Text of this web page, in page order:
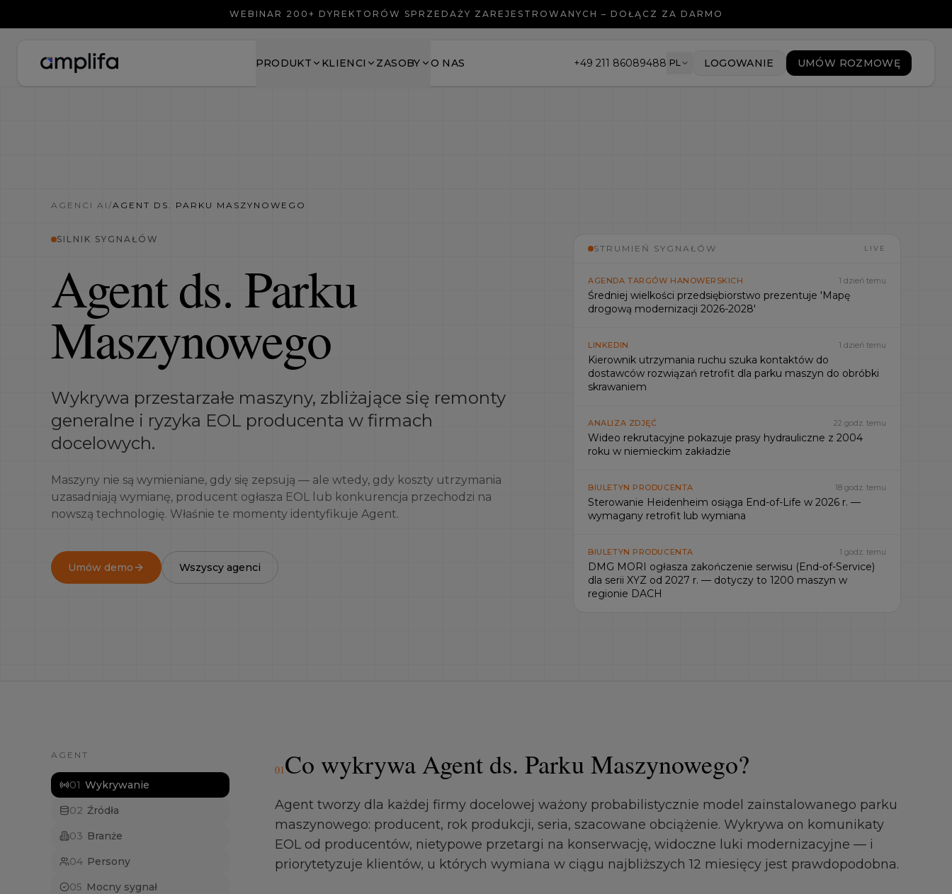
WEBINAR 200+ DYREKTORÓW SPRZEDAŻY ZAREJESTROWANYCH – DOŁĄCZ ZA DARMO
PRODUKT KLIENCI ZASOBY O NAS +49 211 86089488 PL LOGOWANIE UMÓW ROZMOWĘ
AGENCI AI /AGENT DS. PARKU MASZYNOWEGO
SILNIK SYGNAŁÓW
Agent ds. Parku
Maszynowego
Wykrywa przestarzałe maszyny, zbliżające się remonty
generalne i ryzyka EOL producenta w firmach
docelowych.
Maszyny nie są wymieniane, gdy się zepsują — ale wtedy, gdy koszty utrzymania
uzasadniają wymianę, producent ogłasza EOL lub konkurencja przechodzi na
nowszą technologię. Właśnie te momenty identyfikuje Agent.
Umów demo Wszyscy agenci
STRUMIEŃ SYGNAŁÓW LIVE
AGENDA TARGÓW HANOWERSKICH 1 dzień temu
Średniej wielkości przedsiębiorstwo prezentuje 'Mapę
drogową modernizacji 2026-2028'
LINKEDIN 1 dzień temu
Kierownik utrzymania ruchu szuka kontaktów do
dostawców rozwiązań retrofit dla parku maszyn do obróbki
skrawaniem
ANALIZA ZDJĘĆ 22 godz. temu
Wideo rekrutacyjne pokazuje prasy hydrauliczne z 2004
roku w niemieckim zakładzie
BIULETYN PRODUCENTA 18 godz. temu
Sterowanie Heidenheim osiąga End-of-Life w 2026 r. —
wymagany retrofit lub wymiana
BIULETYN PRODUCENTA 1 godz. temu
DMG MORI ogłasza zakończenie serwisu (End-of-Service)
dla serii XYZ od 2027 r. — dotyczy to 1200 maszyn w
regionie DACH
AGENT
01 Wykrywanie
02 Źródła
03 Branże
04 Persony
05 Mocny sygnał
01Co wykrywa Agent ds. Parku Maszynowego?
Agent tworzy dla każdej firmy docelowej ważony probabilistycznie model zainstalowanego parku
maszynowego: producent, rok produkcji, seria, szacowane obciążenie. Wykrywa on komunikaty
EOL od producentów, nietypowe przetargi na konserwację, widoczne luki modernizacyjne — i
priorytetyzuje klientów, u których wymiana w ciągu najbliższych 12 miesięcy jest prawdopodobna.